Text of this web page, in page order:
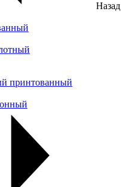
Назад
принтованный